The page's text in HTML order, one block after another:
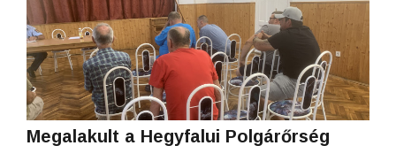
Megalakult a Hegyfalui Polgárőrség